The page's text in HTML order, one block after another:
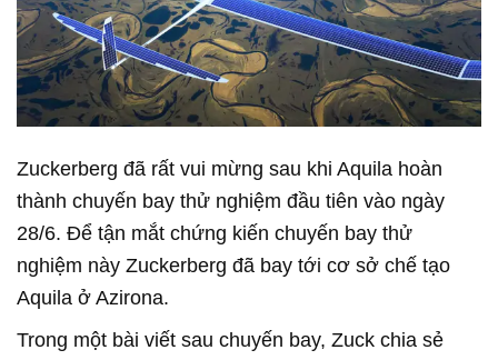
Zuckerberg đã rất vui mừng sau khi Aquila hoàn
thành chuyến bay thử nghiệm đầu tiên vào ngày
28/6. Để tận mắt chứng kiến chuyến bay thử
nghiệm này Zuckerberg đã bay tới cơ sở chế tạo
Aquila ở Azirona.
Trong một bài viết sau chuyến bay, Zuck chia sẻ